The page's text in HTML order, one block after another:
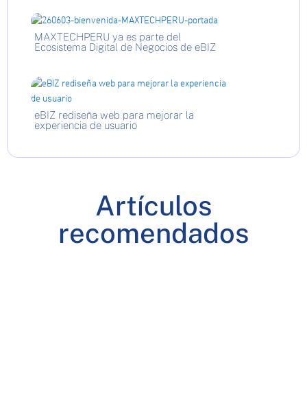
MAXTECHPERU ya es parte del
Ecosistema Digital de Negocios de eBIZ
eBIZ rediseña web para mejorar la
experiencia de usuario
Artículos
recomendados